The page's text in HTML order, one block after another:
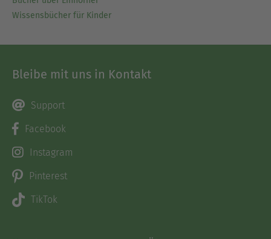
Wissensbücher für Kinder
Bleibe mit uns in Kontakt
Support
Facebook
Instagram
Pinterest
TikTok